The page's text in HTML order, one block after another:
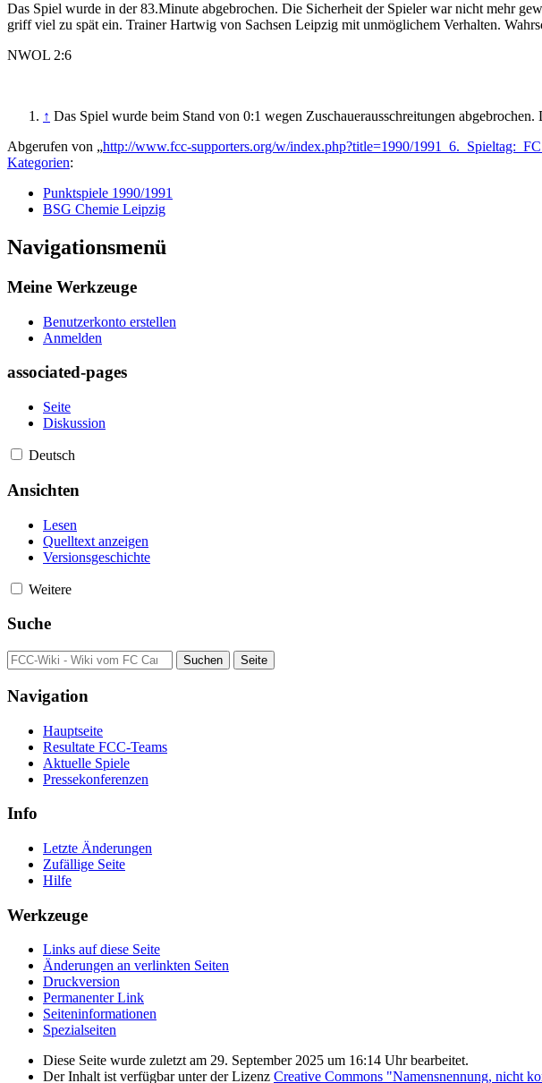
Das Spiel wurde in der 83.Minute abgebrochen. Die Sicherheit der Spieler war nicht mehr
griff viel zu spät ein. Trainer Hartwig von Sachsen Leipzig mit unmöglichem Verhalten.
NWOL 2:6
↑ Das Spiel wurde beim Stand von 0:1 wegen Zuschauerausschreitungen
Abgerufen von „http://www.fcc-supporters.org/w/index.php?title=1990/
Kategorien:
Punktspiele 1990/1991
BSG Chemie Leipzig
Navigationsmenü
Meine Werkzeuge
Benutzerkonto erstellen
Anmelden
associated-pages
Seite
Diskussion
Deutsch
Ansichten
Lesen
Quelltext anzeigen
Versionsgeschichte
Weitere
Suche
Navigation
Hauptseite
Resultate FCC-Teams
Aktuelle Spiele
Pressekonferenzen
Info
Letzte Änderungen
Zufällige Seite
Hilfe
Werkzeuge
Links auf diese Seite
Änderungen an verlinkten Seiten
Druckversion
Permanenter Link
Seiten­­informationen
Spezialseiten
Diese Seite wurde zuletzt am 29. September 2025 um 16:14 Uhr bearbeitet.
Der Inhalt ist verfügbar unter der Lizenz Creative Commons "Namensnennung, nicht